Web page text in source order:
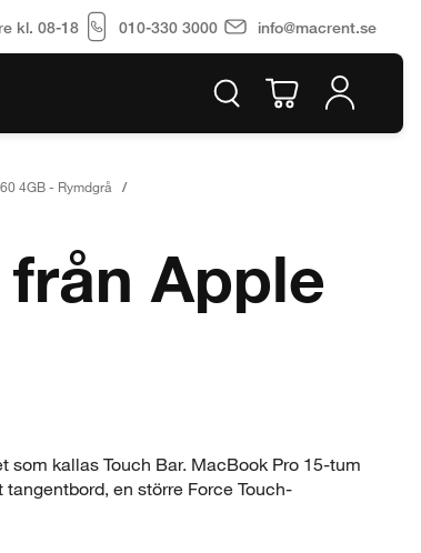
kl. 08-18 010-330 3000 info@macrent.se
4GB - Rymdgrå
Apple
kallas Touch Bar. MacBook Pro 15-tum
en större Force Touch-